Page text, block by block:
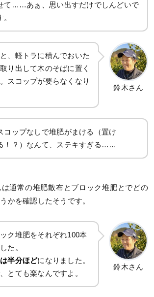
て……あぁ、思い出すだけでしんどいで
。
、軽トラに積んでおいた
り出して木のそばに置く
スコップが要らなくなり
鈴木さん
コップなしで堆肥がまける（置け
！？）なんて、ステキすぎる……
通常の堆肥散布とブロック堆肥とでどの
かを確認したそうです。
ク堆肥をそれぞれ100本
た。
半分ほどになりました。
とても楽なんですよ。
鈴木さん